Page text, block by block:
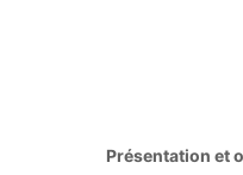
Présentation et